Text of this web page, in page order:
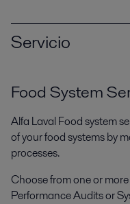
Servicio
Food System
Alfa Laval Food system
of your food systems by
processes.
Choose from one or
Performance Audits or